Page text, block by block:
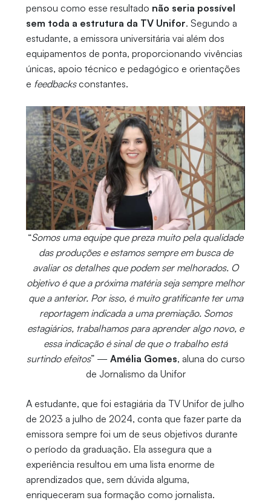
pensou como esse resultado não seria possível
sem toda a estrutura da TV Unifor. Segundo a
estudante, a emissora universitária vai além dos
equipamentos de ponta, proporcionando vivências
únicas, apoio técnico e pedagógico e orientações
e feedbacksconstantes.
“Somos uma equipe que preza muito pela qualidade
das produções e estamos sempre em busca de
avaliar os detalhes que podem ser melhorados. O
objetivo é que a próxima matéria seja sempre melhor
que a anterior. Por isso, é muito gratificante ter uma
reportagem indicada a uma premiação. Somos
estagiários, trabalhamos para aprender algo novo, e
essa indicação é sinal de que o trabalho está
surtindo efeitos” — Amélia Gomes, aluna do curso
de Jornalismo da Unifor
A estudante, que foi estagiária da TV Unifor de julho
de 2023 a julho de 2024, conta que fazer parte da
emissora sempre foi um de seus objetivos durante
o período da graduação. Ela assegura que a
experiência resultou em uma lista enorme de
aprendizados que, sem dúvida alguma,
enriqueceram sua formação como jornalista.